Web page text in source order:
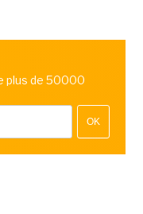
plus de 50000
OK